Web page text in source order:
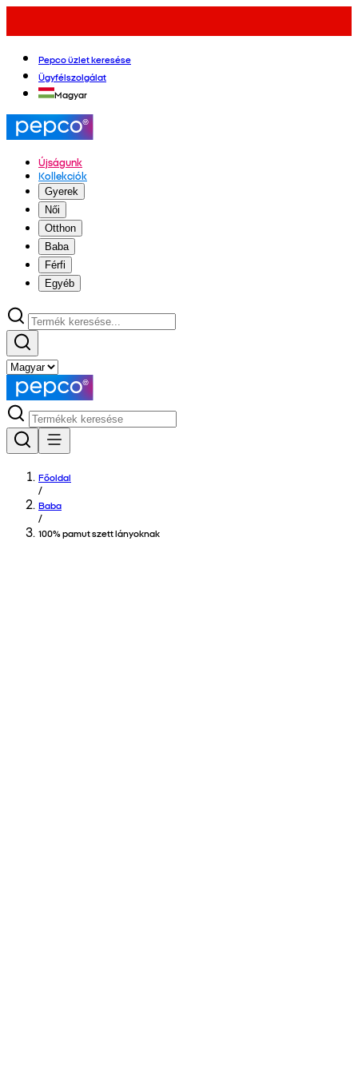
Pepco üzlet keresése
Ügyfélszolgálat
Magyar
Újságunk
Kollekciók
Gyerek
Női
Otthon
Baba
Férfi
Egyéb
Főoldal
/
Baba
/
100% pamut szett lányoknak